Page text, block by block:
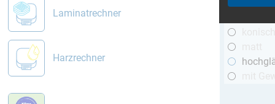
Laminatrechner
Harzrechner